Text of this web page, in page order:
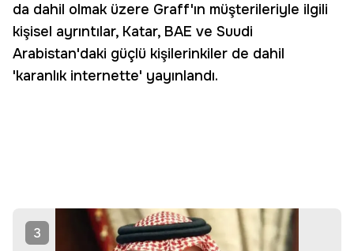
da dahil olmak üzere Graff'ın müşterileriyle ilgili
kişisel ayrıntılar, Katar, BAE ve Suudi
Arabistan'daki güçlü kişilerinkiler de dahil
'karanlık internette' yayınlandı.
3